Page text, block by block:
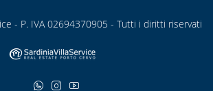
- P. IVA 02694370905 - Tutti i diritti riservati